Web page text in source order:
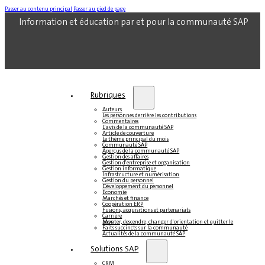
Passer au contenu principal Passer au pied de page
Information et éducation par et pour la communauté SAP
Rubriques
Auteurs
Les personnes derrière les contributions
Commentaires
L'avis de la communauté SAP
Article de couverture
Le thème principal du mois
Communauté SAP
Aperçus de la communauté SAP
Gestion des affaires
Gestion d'entreprise et organisation
Gestion informatique
Infrastructure et numérisation
Gestion du personnel
Développement du personnel
Économie
Marchés et finance
Coopération ERP
Fusions, acquisitions et partenariats
Carrière
Monter, descendre, changer d'orientation et quitter le pays
Faits succincts sur la communauté
Actualités de la communauté SAP
Solutions SAP
CRM